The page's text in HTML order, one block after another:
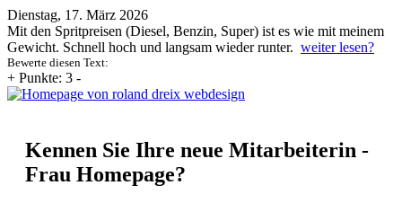
Dienstag, 17. März 2026
Mit den Spritpreisen (Diesel, Benzin, Super) ist es wie mit meinem
Gewicht. Schnell hoch und langsam wieder runter. weiter lesen?
Bewerte diesen Text:
+ Punkte: 3 -
Kennen Sie Ihre neue Mitarbeiterin -
Frau Homepage?